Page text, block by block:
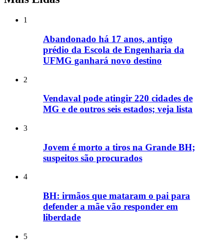
1
Abandonado há 17 anos, antigo
prédio da Escola de Engenharia da
UFMG ganhará novo destino
2
Vendaval pode atingir 220 cidades de
MG e de outros seis estados; veja lista
3
Jovem é morto a tiros na Grande BH;
suspeitos são procurados
4
BH: irmãos que mataram o pai para
defender a mãe vão responder em
liberdade
5